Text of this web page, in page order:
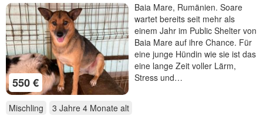
550 €
Baia Mare, Rumänien. Soare
wartet bereits seit mehr als
einem Jahr im Public Shelter von
Baia Mare auf ihre Chance. Für
eine junge Hündin wie sie ist das
eine lange Zeit voller Lärm,
Stress und…
Mischling 3 Jahre 4 Monate alt